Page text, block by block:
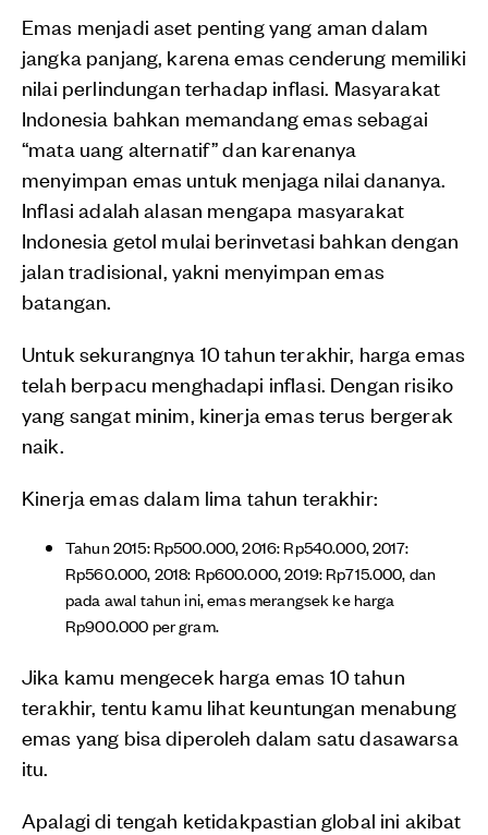
Emas menjadi aset penting yang aman dalam
jangka panjang, karena emas cenderung memiliki
nilai perlindungan terhadap inflasi. Masyarakat
Indonesia bahkan memandang emas sebagai
“mata uang alternatif” dan karenanya
menyimpan emas untuk menjaga nilai dananya.
Inflasi adalah alasan mengapa masyarakat
Indonesia getol mulai berinvetasi bahkan dengan
jalan tradisional, yakni menyimpan emas
batangan.
Untuk sekurangnya 10 tahun terakhir, harga emas
telah berpacu menghadapi inflasi. Dengan risiko
yang sangat minim, kinerja emas terus bergerak
naik.
Kinerja emas dalam lima tahun terakhir:
Tahun 2015: Rp500.000, 2016: Rp540.000, 2017:
Rp560.000, 2018: Rp600.000, 2019: Rp715.000, dan
pada awal tahun ini, emas merangsek ke harga
Rp900.000 per gram.
Jika kamu mengecek harga emas 10 tahun
terakhir, tentu kamu lihat keuntungan menabung
emas yang bisa diperoleh dalam satu dasawarsa
itu.
Apalagi di tengah ketidakpastian global ini akibat